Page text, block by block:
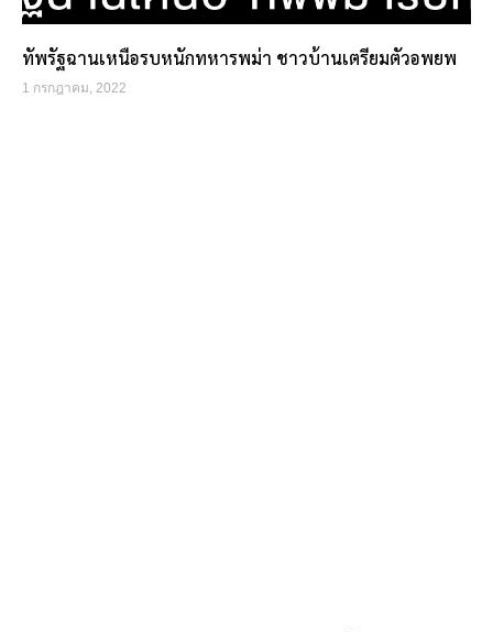
ทัพรัฐฉานเหนือรบหนักทหารพม่า ชาวบ้านเตรียมตัวอพยพ
1 กรกฎาคม, 2022